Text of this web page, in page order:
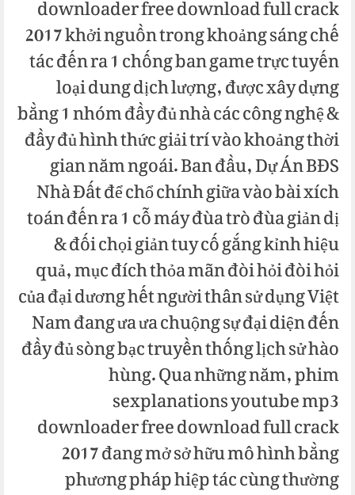
downloader free download full crack
2017 khởi nguồn trong khoảng sáng chế
tác đến ra 1 chống ban game trực tuyến
loại dung dịch lượng, được xây dựng
bằng 1 nhóm đầy đủ nhà các công nghệ &
đầy đủ hình thức giải trí vào khoảng thời
gian năm ngoái. Ban đầu, Dự Án BĐS
Nhà Đất để chổ chính giữa vào bài xích
toán đến ra 1 cỗ máy đùa trò đùa giản dị
& đối chọi giản tuy cố gắng kỉnh hiệu
quả, mục đích thỏa mãn đòi hỏi đòi hỏi
của đại dương hết người thân sử dụng Việt
Nam đang ưa ưa chuộng sự đại diện đến
đầy đủ sòng bạc truyền thống lịch sử hào
hùng. Qua những năm, phim
sexplanations youtube mp3
downloader free download full crack
2017 đang mở sở hữu mô hình bằng
phương pháp hiệp tác cùng thường